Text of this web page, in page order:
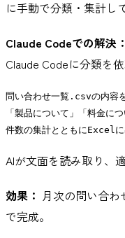
に手動で分類・集計し
Claude Codeでの解決：
Claude Codeに分類を依
問い合わせ一覧.csvの内容
「製品について」「料金に
AIが文面を読み取り、
効果： 月次の問い合
で完成。